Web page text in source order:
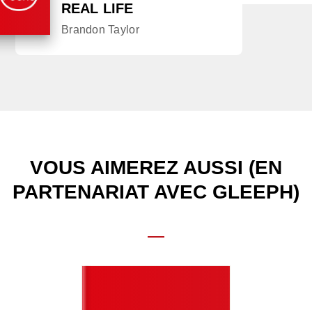
REAL LIFE
Brandon Taylor
VOUS AIMEREZ AUSSI (EN
PARTENARIAT AVEC GLEEPH)